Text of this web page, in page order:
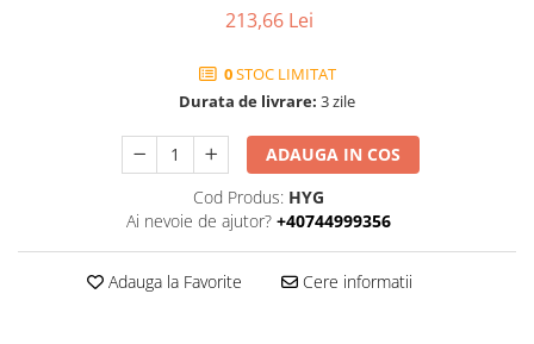
213,66 Lei
0STOC LIMITAT
Durata de livrare: 3 zile
ADAUGA IN COS
Cod Produs: HYG
Ai nevoie de ajutor? +40744999356
Adauga la Favorite Cere informatii